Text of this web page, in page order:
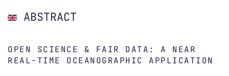
ABSTRACT
OPEN SCIENCE & FAIR DATA: A NEAR
REAL-TIME OCEANOGRAPHIC APPLICATION